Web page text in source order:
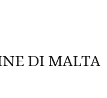
DI MALTA